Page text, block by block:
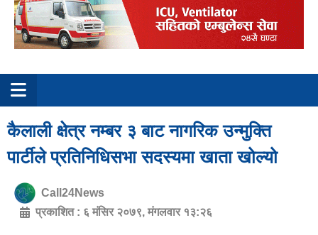
कैलाली क्षेत्र नम्बर ३ बाट नागरिक उन्मुक्ति
पार्टीले प्रतिनिधिसभा सदस्यमा खाता खोल्यो
Call24News
प्रकाशित : ६ मंसिर २०७९, मंगलवार १३:२६